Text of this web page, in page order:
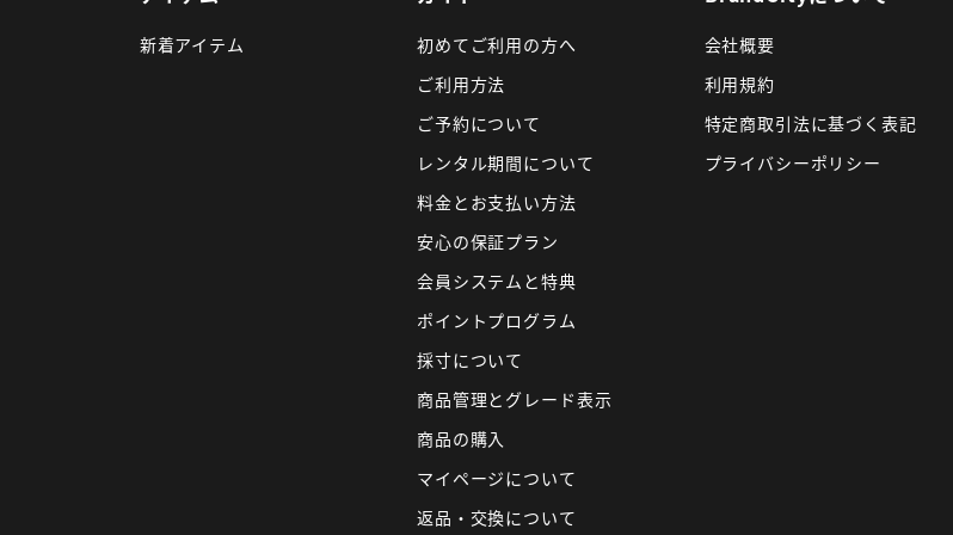
新着アイテム
初めてご利用の方へ
ご利用方法
ご予約について
レンタル期間について
料金とお支払い方法
安心の保証プラン
会員システムと特典
ポイントプログラム
採寸について
商品管理とグレード表示
商品の購入
マイページについて
返品・交換について
会社概要
利用規約
特定商取引法に基づく表記
プライバシーポリシー